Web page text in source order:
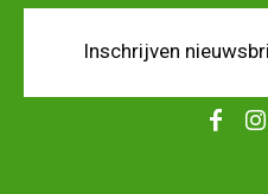
Inschrijven